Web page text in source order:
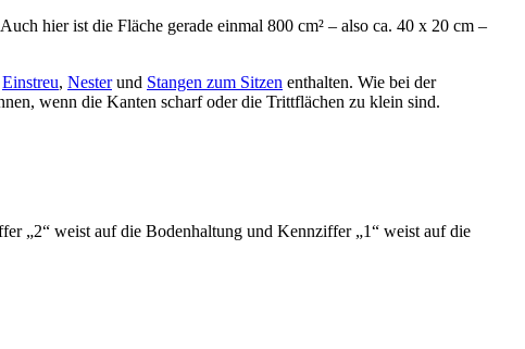
hier ist die Fläche gerade einmal 800 cm² – also ca. 40 x 20 cm –
Einstreu, Nesterund Stangen zum Sitzen enthalten. Wie bei der
wenn die Kanten scharf oder die Trittflächen zu klein sind.
„2“ weist auf die Bodenhaltung und Kennziffer „1“ weist auf die